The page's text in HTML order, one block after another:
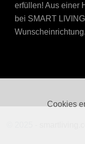
erfüllen! Aus einer
bei SMART LIVING
Wunscheinrichtung.
Cookies